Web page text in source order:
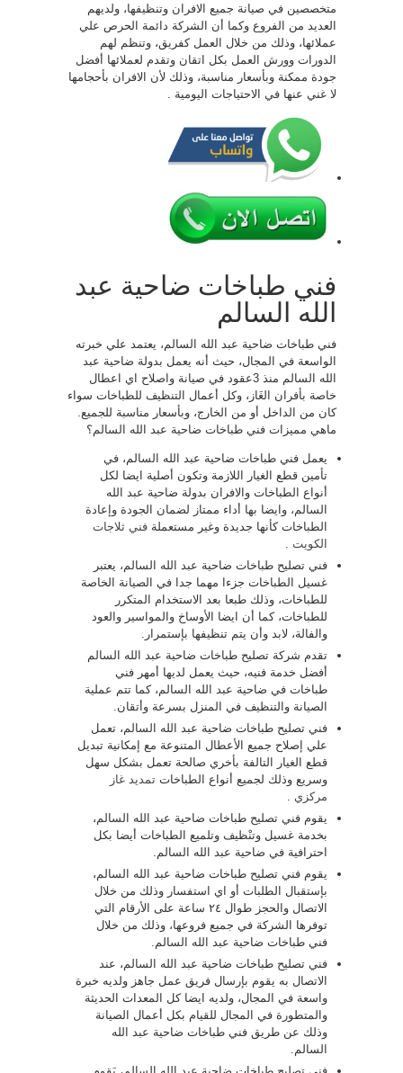
متخصصين في صيانة جميع الافران وتنظيفها، ولديهم
العديد من الفروع وكما أن الشركة دائمة الحرص علي
عملائها، وذلك من خلال العمل كفريق، وتنظم لهم
الدورات وورش العمل بكل اتقان وتقدم لعملائها أفضل
جودة ممكنة وبأسعار مناسبة، وذلك لأن الافران بأحجامها
لا غني عنها في الاحتياجات اليومية .
فني طباخات ضاحية عبد
الله السالم
فني طباخات ضاحية عبد الله السالم، يعتمد علي خبرته
الواسعة في المجال، حيث أنه يعمل بدولة ضاحية عبد
الله السالم منذ 3عقود في صيانة واصلاح اي اعطال
خاصة بأفران الغَاز، وكل أعمال التنظيف للطباخات سواء
كان من الداخل أو من الخارج، وبأسعار مناسبة للجميع.
ماهي مميزات فني طباخات ضاحية عبد الله السالم؟
يعمل فني طباخات ضاحية عبد الله السالم، في
تأمين قطع الغيار اللازمة وتكون أصلية ايضا لكل
أنواع الطباخات والافران بدولة ضاحية عبد الله
السالم، وايضا بها أداء ممتاز لضمان الجودة وإعادة
الطباخات كأنها جديدة وغير مستعملة فني ثلاجات
الكويت .
فني تصليح طباخات ضاحية عبد الله السالم، يعتبر
غسيل الطباخات جزءا مهما جدا في الصيانة الخاصة
للطباخات، وذلك طبعا بعد الاستخدام المتكرر
للطباخات، كما أن ايضا الأوساخ والمواسير والعود
والفالة، لابد وأن يتم تنظيفها بإستمرار.
تقدم شركة تصليح طباخات ضاحية عبد الله السالم
أفضل خدمة فنيه، حيث يعمل لديها أمهر فني
طباخات في ضاحية عبد الله السالم، كما تتم عملية
الصيانة والتنظيف في المنزل بسرعة وأتقان.
فني تصليح طباخات ضاحية عبد الله السالم، تعمل
علي إصلاح جميع الأعطال المتنوعة مع إمكانية تبديل
قطع الغيار التالفة بأخري صالحة تعمل بشكل سهل
وسريع وذلك لجميع أنواع الطباخات تمديد غاز
مركزي .
يقوم فني تصليح طباخات ضاحية عبد الله السالم،
بخدمة غسيل وتنْظيف وتلميع الطباخات أيضا بكل
احترافية في ضاحية عبد الله السالم.
يقوم فني تصليح طباخات ضاحية عبد الله السالم،
بإستقبال الطلبات أو اي استفسار وذلك من خلال
الاتصال والحجز طوال ٢٤ ساعة على الأرقام التي
توفرها الشركة في جميع فروعها، وذلك من خلال
فني طباخات ضاحية عبد الله السالم.
فني تصليح طباخات ضاحية عبد الله السالم، عند
الاتصال به يقوم بإرسال فريق عمل جاهز ولديه خبرة
واسعة في المجال، ولديه ايضا كل المعدات الحديثة
والمتطورة في المجال للقيام بكل أعمال الصيانة
وذلك عن طريق فني طباخات ضاحية عبد الله
السالم.